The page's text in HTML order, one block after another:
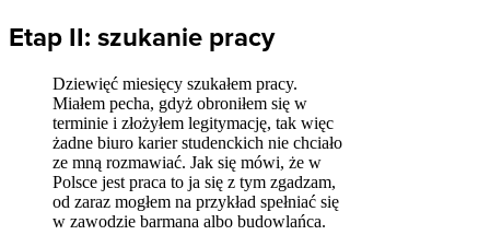
Etap II: szukanie pracy
Dziewięć miesięcy szukałem pracy.
Miałem pecha, gdyż obroniłem się w
terminie i złożyłem legitymację, tak więc
żadne biuro karier studenckich nie chciało
ze mną rozmawiać. Jak się mówi, że w
Polsce jest praca to ja się z tym zgadzam,
od zaraz mogłem na przykład spełniać się
w zawodzie barmana albo budowlańca.